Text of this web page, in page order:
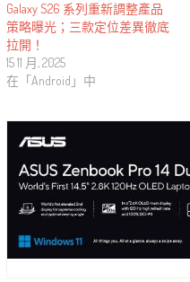
Galaxy S26 系列重新調整產品
策略曝光；三款定位差異徹底
拉開！
15 11 月, 2025
在「Android」中